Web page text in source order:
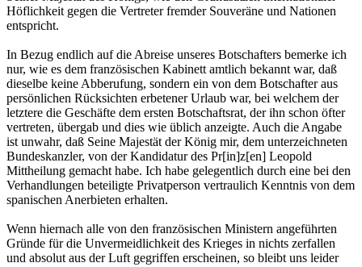
Höflichkeit gegen die Vertreter fremder Souveräne und Nationen
entspricht.
In Bezug endlich auf die Abreise unseres Botschafters bemerke ich
nur, wie es dem französischen Kabinett amtlich bekannt war, daß
dieselbe keine Abberufung, sondern ein von dem Botschafter aus
persönlichen Rücksichten erbetener Urlaub war, bei welchem der
letztere die Geschäfte dem ersten Botschaftsrat, der ihn schon öfter
vertreten, übergab und dies wie üblich anzeigte. Auch die Angabe
ist unwahr, daß Seine Majestät der König mir, dem unterzeichneten
Bundeskanzler, von der Kandidatur des Pr[in]z[en] Leopold
Mittheilung gemacht habe. Ich habe gelegentlich durch eine bei den
Verhandlungen beteiligte Privatperson vertraulich Kenntnis von dem
spanischen Anerbieten erhalten.
Wenn hiernach alle von den französischen Ministern angeführten
Gründe für die Unvermeidlichkeit des Krieges in nichts zerfallen
und absolut aus der Luft gegriffen erscheinen, so bleibt uns leider